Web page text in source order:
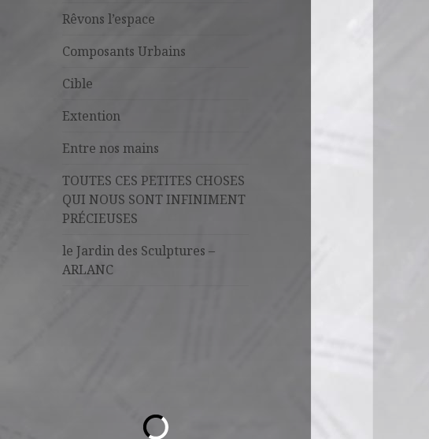
Rêvons l’espace
Composants Urbains
Cible
Extention
Entre nos mains
TOUTES CES PETITES CHOSES
QUI NOUS SONT INFINIMENT
PRÉCIEUSES
le Jardin des Sculptures –
ARLANC